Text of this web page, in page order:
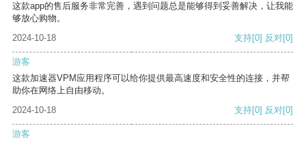
这款app的售后服务非常完善，遇到问题总是能够得到妥善解决，让我能
够放心购物。
2024-10-18
支持[0] 反对[0]
游客
这款加速器VPM应用程序可以给你提供最高速度和安全性的连接，并帮
助你在网络上自由移动。
2024-10-18
支持[0] 反对[0]
游客